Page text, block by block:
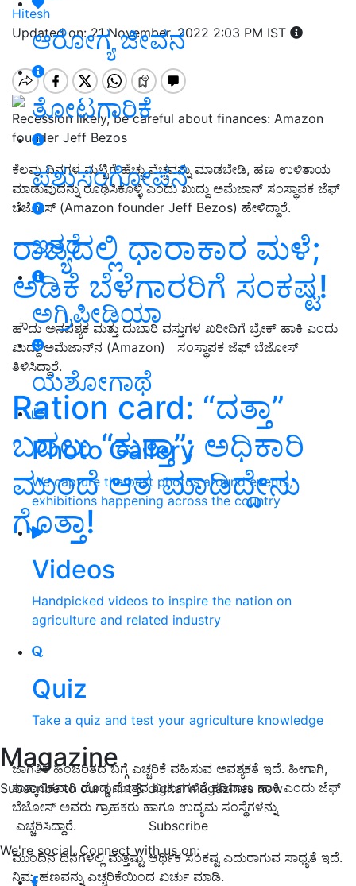
ಆರೋಗ್ಯ ಜೀವನ
ತೋಟಗಾರಿಕೆ
ಪಶುಸಂಗೋಪನೆ
ಇತರೆ
ಅಗ್ರಿಪೀಡಿಯಾ
ಯಶೋಗಾಥೆ
Photo Gallery
We capture the best photos around events,
exhibitions happening across the country
Videos
Handpicked videos to inspire the nation on
agriculture and related industry
Quiz
Take a quiz and test your agriculture knowledge
Magazine
Subscribe to our print & digital magazines now
Subscribe
We're social. Connect with us on:
Hitesh
Updated on: 21 November, 2022 2:03 PM IST
Recession likely, be careful about finances: Amazon
founder Jeff Bezos
ಕೆಲವು ದಿನಗಳ ಮಟ್ಟಿಗೆ ಹೆಚ್ಚು ವೆಚ್ಚವನ್ನು ಮಾಡಬೇಡಿ, ಹಣ ಉಳಿತಾಯ
ಮಾಡುವುದನ್ನು ರೂಢಿಸಿಕೊಳ್ಳಿ ಎಂದು ಖುದ್ದು ಅಮೆಜಾನ್‌ ಸಂಸ್ಥಾಪಕ ಜೆಫ್‌
ಬೆಜೋಸ್‌(Amazon founder Jeff Bezos) ಹೇಳಿದ್ದಾರೆ.
ರಾಜ್ಯದಲ್ಲಿ ಧಾರಾಕಾರ ಮಳೆ;
ಅಡಿಕೆ ಬೆಳೆಗಾರರಿಗೆ ಸಂಕಷ್ಟ!
ಹೌದು ಅನವಶ್ಯಕ ಮತ್ತು ದುಬಾರಿ ವಸ್ತುಗಳ ಖರೀದಿಗೆ ಬ್ರೇಕ್‌ ಹಾಕಿ ಎಂದು
ಖುದ್ದು ಅಮೆಜಾನ್‌ನ (Amazon) ಸಂಸ್ಥಾಪಕ ಜೆಫ್‌ ಬೆಜೋಸ್‌
ತಿಳಿಸಿದ್ದಾರೆ.
Ration card: “ದತ್ತಾ”
ಬದಲು “ಕುತ್ತಾ”; ಅಧಿಕಾರಿ
ಮುಂದೆ ಆತ ಮಾಡಿದ್ದೇನು
ಗೊತ್ತಾ!
ಜಾಗತಿಕ ಹಿಂಜರಿತದ ಬಗ್ಗೆ ಎಚ್ಚರಿಕೆ ವಹಿಸುವ ಅವಶ್ಯಕತೆ ಇದೆ. ಹೀಗಾಗಿ,
ತಾತ್ಕಾಲಿಕವಾಗಿದೊಡ್ಡಮೊತ್ತದಖರ್ಚುಗಳಿಗೆ ಕಡಿವಾಣ ಹಾಕಿ ಎಂದು ಜೆಫ್‌
ಬೆಜೋಸ್‌ ಅವರು ಗ್ರಾಹಕರು ಹಾಗೂ ಉದ್ಯಮ ಸಂಸ್ಥೆಗಳನ್ನು
ಎಚ್ಚರಿಸಿದ್ದಾರೆ.
ಮುಂದಿನ ದಿನಗಳಲ್ಲಿ ಮತ್ತಷ್ಟು ಆರ್ಥಿಕ ಸಂಕಷ್ಟ ಎದುರಾಗುವ ಸಾಧ್ಯತೆ ಇದೆ.
ನಿಮ್ಮ ಹಣವನ್ನು ಎಚ್ಚರಿಕೆಯಿಂದ ಖರ್ಚು ಮಾಡಿ.